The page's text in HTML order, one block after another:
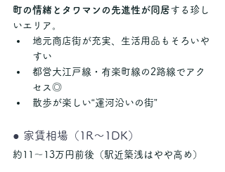
町の情緒とタワマンの先進性が同居する珍し
いエリア。
地元商店街が充実、生活用品もそろいや
すい
都営大江戸線・有楽町線の2路線でアク
セス◎
散歩が楽しい“運河沿いの街”
● 家賃相場（1R〜1DK）
約11〜13万円前後（駅近築浅はやや高め）